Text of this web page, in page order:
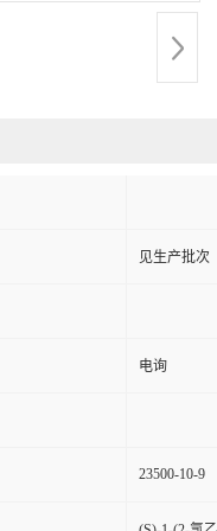
见生产批次
电询
23500-10-9